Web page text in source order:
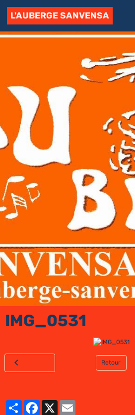
L'AUBERGE SANVENSA
IMG_0531
Retour
PartagerFacebook
X